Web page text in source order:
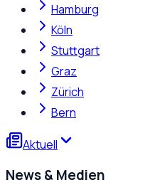
Hamburg
Köln
Stuttgart
Graz
Zürich
Bern
Aktuell
News & Medien